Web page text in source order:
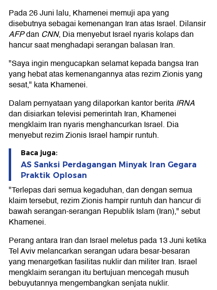
Pada 26 Juni lalu, Khamenei memuji apa yang
disebutnya sebagai kemenangan Iran atas Israel. Dilansir
AFPdan CNN, Dia menyebut Israel nyaris kolaps dan
hancur saat menghadapi serangan balasan Iran.
"Saya ingin mengucapkan selamat kepada bangsa Iran
yang hebat atas kemenangannya atas rezim Zionis yang
sesat," kata Khamenei.
Dalam pernyataan yang dilaporkan kantor beritaIRNA
dan disiarkan televisi pemerintah Iran, Khamenei
mengklaim Iran nyaris menghancurkan Israel. Dia
menyebut rezim Zionis Israel hampir runtuh.
Baca juga:
AS Sanksi Perdagangan Minyak Iran Gegara
Praktik Oplosan
"Terlepas dari semua kegaduhan, dan dengan semua
klaim tersebut, rezim Zionis hampir runtuh dan hancur di
bawah serangan-serangan Republik Islam (Iran)," sebut
Khamenei.
Perang antara Iran dan Israel meletus pada 13 Juni ketika
Tel Aviv melancarkan serangan udara besar-besaran
yang menargetkan fasilitas nuklir dan militer Iran. Israel
mengklaim serangan itu bertujuan mencegah musuh
bebuyutannya mengembangkan senjata nuklir.